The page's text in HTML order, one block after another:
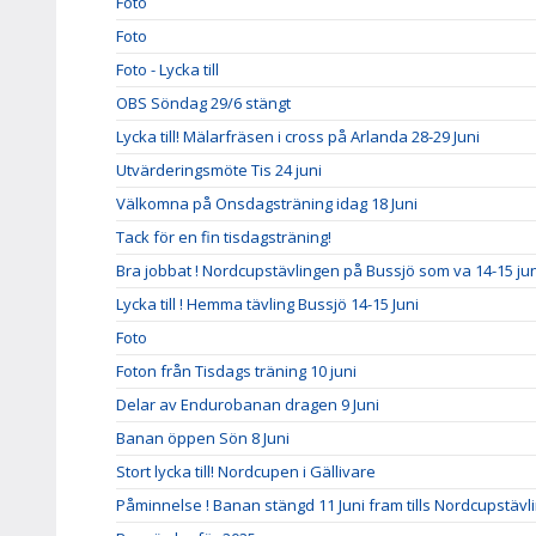
Foto
Foto - Lycka till
OBS Söndag 29/6 stängt
Lycka till! Mälarfräsen i cross på Arlanda 28-29 Juni
Utvärderingsmöte Tis 24 juni
Välkomna på Onsdagsträning idag 18 Juni
Tack för en fin tisdagsträning!
Bra jobbat ! Nordcupstävlingen på Bussjö som va 14-15
Lycka till ! Hemma tävling Bussjö 14-15 Juni
Foto
Foton från Tisdags träning 10 juni
Delar av Endurobanan dragen 9 Juni
Banan öppen Sön 8 Juni
Stort lycka till! Nordcupen i Gällivare
Påminnelse ! Banan stängd 11 Juni fram tills